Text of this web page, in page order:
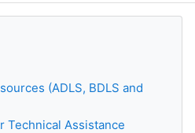
(ADLS, BDLS and
Technical Assistance